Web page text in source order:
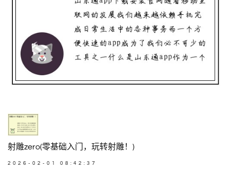
射雕zero(零基础入门，玩转射雕！)
2026-02-01 08:42:37